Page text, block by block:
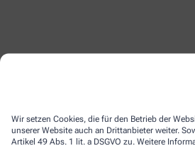
Wir setzen Cookies, die für den Betrieb der
unserer Website auch an Drittanbieter weiter.
Artikel 49 Abs. 1 lit. a DSGVO zu. Weitere